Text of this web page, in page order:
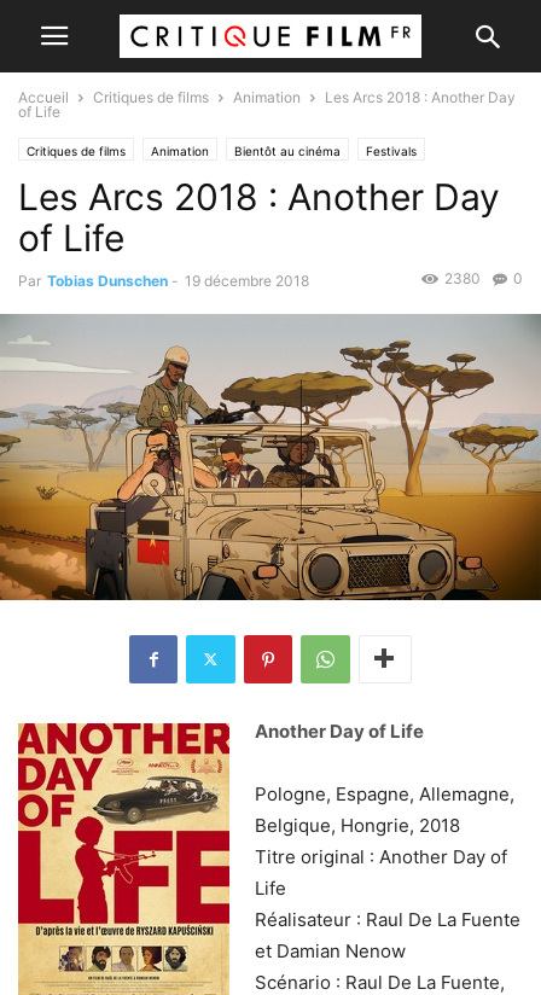
Accueil Critiques de films Animation
Les Arcs 2018 : Another Day
of Life
Critiques de films Animation Bientôt au cinéma Festivals
Les Arcs 2018 : Another Day
of Life
Par Tobias Dunschen - 19 décembre 2018 0
2380
Another Day of Life
Pologne, Espagne, Allemagne,
Belgique, Hongrie, 2018
Titre original : Another Day of
Life
Réalisateur : Raul De La Fuente
et Damian Nenow
Scénario : Raul De La Fuente,